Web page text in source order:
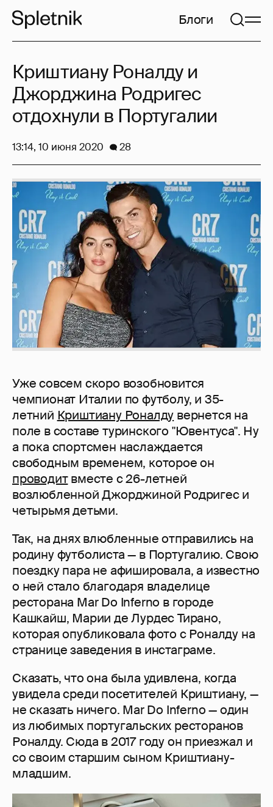
Блоги
Уже совсем скоро возобновится
чемпионат Италии по футболу, и 35-
летний Криштиану Роналду вернется на
поле в составе туринского "Ювентуса". Ну
а пока спортсмен наслаждается
свободным временем, которое он
проводитвместе с 26-летней
возлюбленной Джорджиной Родригес и
четырьмя детьми.
Так, на днях влюбленные отправились на
родину футболиста — в Португалию. Свою
поездку пара не афишировала, а известно
о ней стало благодаря владелице
ресторана Mar Do Inferno в городе
Кашкайш, Марии де Лурдес Тирано,
которая опубликовала фото с Роналду на
странице заведения в инстаграме.
Сказать, что она была удивлена, когда
увидела среди посетителей Криштиану, —
не сказать ничего. Mar Do Inferno — один
из любимых португальских ресторанов
Роналду. Сюда в 2017 году он приезжал и
со своим старшим сыном Криштиану-
младшим.
Криштиану Роналду и
Джорджина Родригес
отдохнули в Португалии
13:14, 10 июня 2020 28